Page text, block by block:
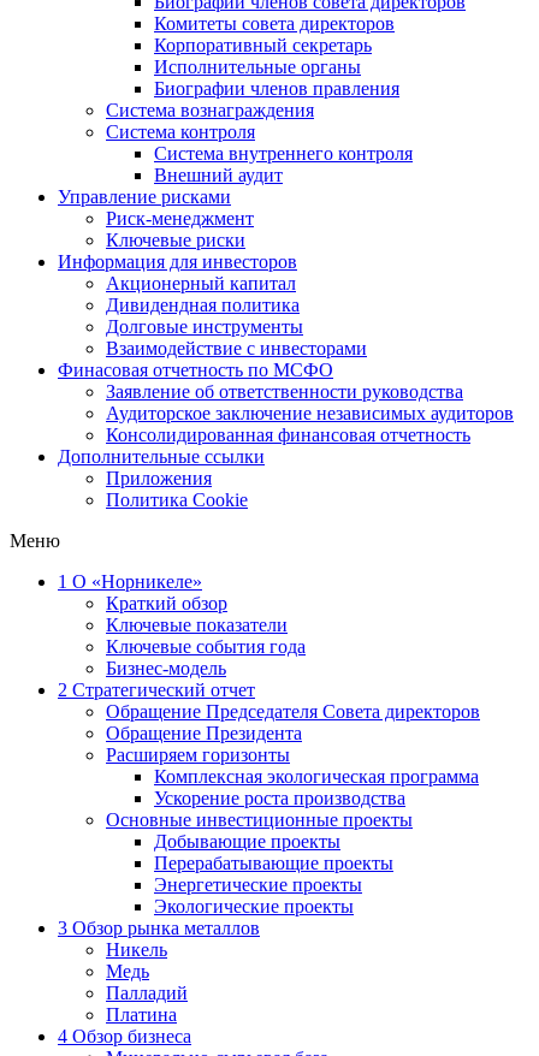
Комитеты совета директоров
Корпоративный секретарь
Исполнительные органы
Биографии членов правления
Система вознаграждения
Система контроля
Система внутреннего контроля
Внешний аудит
Управление рисками
Риск-менеджмент
Ключевые риски
Информация для инвесторов
Акционерный капитал
Дивидендная политика
Долговые инструменты
Взаимодействие с инвеcторами
Финасовая отчетность по МСФО
Заявление об ответственности руководства
Аудиторское заключение независимых аудиторов
Консолидированная финансовая отчетность
Дополнительные ссылки
Приложения
Политика Cookie
Меню
1 О «Норникеле»
Краткий обзор
Ключевые показатели
Ключевые события года
Бизнес-модель
2 Стратегический отчет
Обращение Председателя Совета директоров
Обращение Президента
Расширяем горизонты
Комплексная экологическая программа
Ускорение роста производства
Основные инвестиционные проекты
Добывающие проекты
Перерабатывающие проекты
Энергетические проекты
Экологические проекты
3 Обзор рынка металлов
Никель
Медь
Палладий
Платина
4 Обзор бизнеса